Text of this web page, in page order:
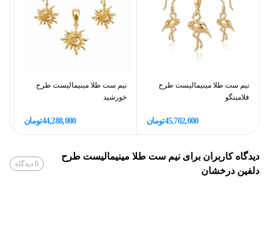
اجرت ساخت طلا 16%
سود طلا
می‌گیرد)
نیم ست طلا مینیمالیست طرح
فلامینگو
45,702,000تومان
نیم ست طلا مینیمالیست طرح
خورشید
44,288,000تومان
دیدگاه کاربران برای نیم ست طلا مینیمالیست طرح
دلفین درخشان
0 دیدگاه